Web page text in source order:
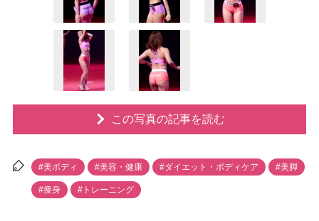
この写真の記事を読む
#美ボディ #美容・健康 #ダイエット・ボディケア #美脚
#痩身 #トレーニング